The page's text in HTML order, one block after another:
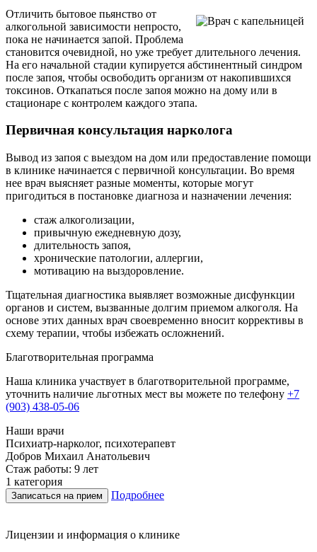
Отличить бытовое пьянство от
алкогольной зависимости непросто,
пока не начинается запой. Проблема
становится очевидной, но уже требует длительного лечения.
На его начальной стадии купируется абстинентный синдром
после запоя, чтобы освободить организм от накопившихся
токсинов. Откапаться после запоя можно на дому или в
стационаре с контролем каждого этапа.
Первичная консультация нарколога
Вывод из запоя с выездом на дом или предоставление помощи
в клинике начинается с первичной консультации. Во время
нее врач выясняет разные моменты, которые могут
пригодиться в постановке диагноза и назначении лечения:
стаж алкоголизации,
привычную ежедневную дозу,
длительность запоя,
хронические патологии, аллергии,
мотивацию на выздоровление.
Тщательная диагностика выявляет возможные дисфункции
органов и систем, вызванные долгим приемом алкоголя. На
основе этих данных врач своевременно вносит коррективы в
схему терапии, чтобы избежать осложнений.
Благотворительная программа
Наша клиника участвует в благотворительной программе,
уточнить наличие льготных мест вы можете по телефону +7
(903) 438-05-06
Наши врачи
Психиатр-нарколог, психотерапевт
Добров Михаил Анатольевич
Стаж работы: 9 лет
1 категория
Записаться на прием Подробнее
Лицензии и информация о клинике